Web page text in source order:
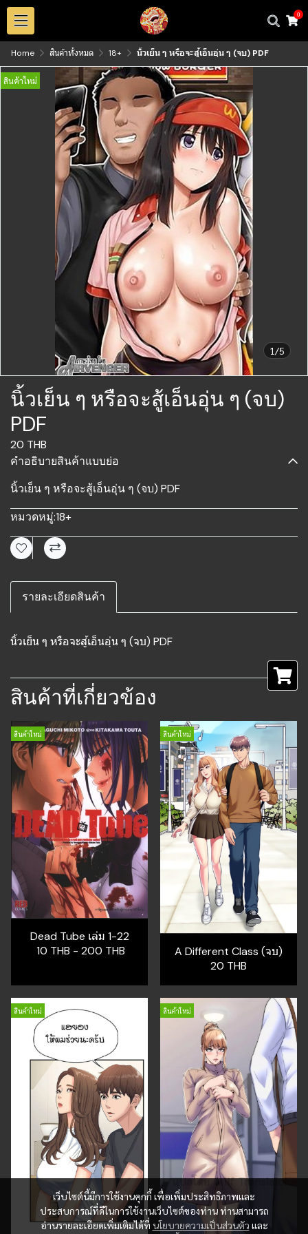
0
Home สินค้าทั้งหมด 18+ นิ้วเย็น ๆ หรือจะสู้เอ็นอุ่น ๆ (จบ) PDF
1/5
สินค้าใหม่
นิ้วเย็น ๆ หรือจะสู้เอ็นอุ่น ๆ (จบ)
PDF
20 THB
คำอธิบายสินค้าแบบย่อ
นิ้วเย็น ๆ หรือจะสู้เอ็นอุ่น ๆ (จบ) PDF
หมวดหมู่:18+
รายละเอียดสินค้า
นิ้วเย็น ๆ หรือจะสู้เอ็นอุ่น ๆ (จบ) PDF
สินค้าที่เกี่ยวข้อง
สินค้าใหม่
Dead Tube เล่ม 1-22
10 THB - 200 THB
สินค้าใหม่
A Different Class (จบ)
20 THB
สินค้าใหม่ สินค้าใหม่
เว็บไซต์นี้มีการใช้งานคุกกี้ เพื่อเพิ่มประสิทธิภาพและ
ประสบการณ์ที่ดีในการใช้งานเว็บไซต์ของท่าน ท่านสามารถ
อ่านรายละเอียดเพิ่มเติมได้ที่ นโยบายความเป็นส่วนตัว และ